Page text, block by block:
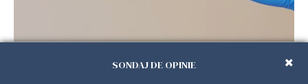
îmbătrânirea biologicăSONDAJ DE OPINIE